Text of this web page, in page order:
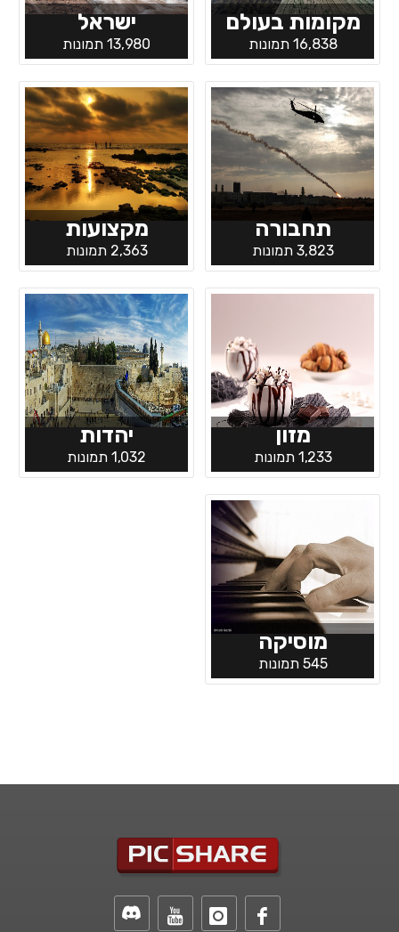
מקומות בעולם
16,838 תמונות
ישראל
13,980 תמונות
תחבורה
3,823 תמונות
מקצועות
2,363 תמונות
מזון
1,233 תמונות
יהדות
1,032 תמונות
מוסיקה
545 תמונות